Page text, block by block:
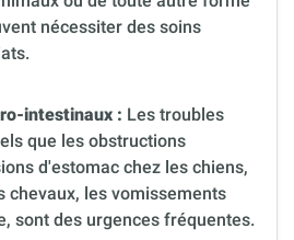
nécessiter des soins
intestinaux : Les troubles
que les obstructions
d'estomac chez les chiens,
chevaux, les vomissements
sont des urgences fréquentes.